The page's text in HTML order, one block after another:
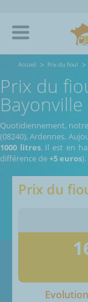
Accueil Prix du fioul
Prix du
Quotidiennement,
(08240), Ardennes.
1000 litres. Il est en
différence de+5 euros).
Prix du